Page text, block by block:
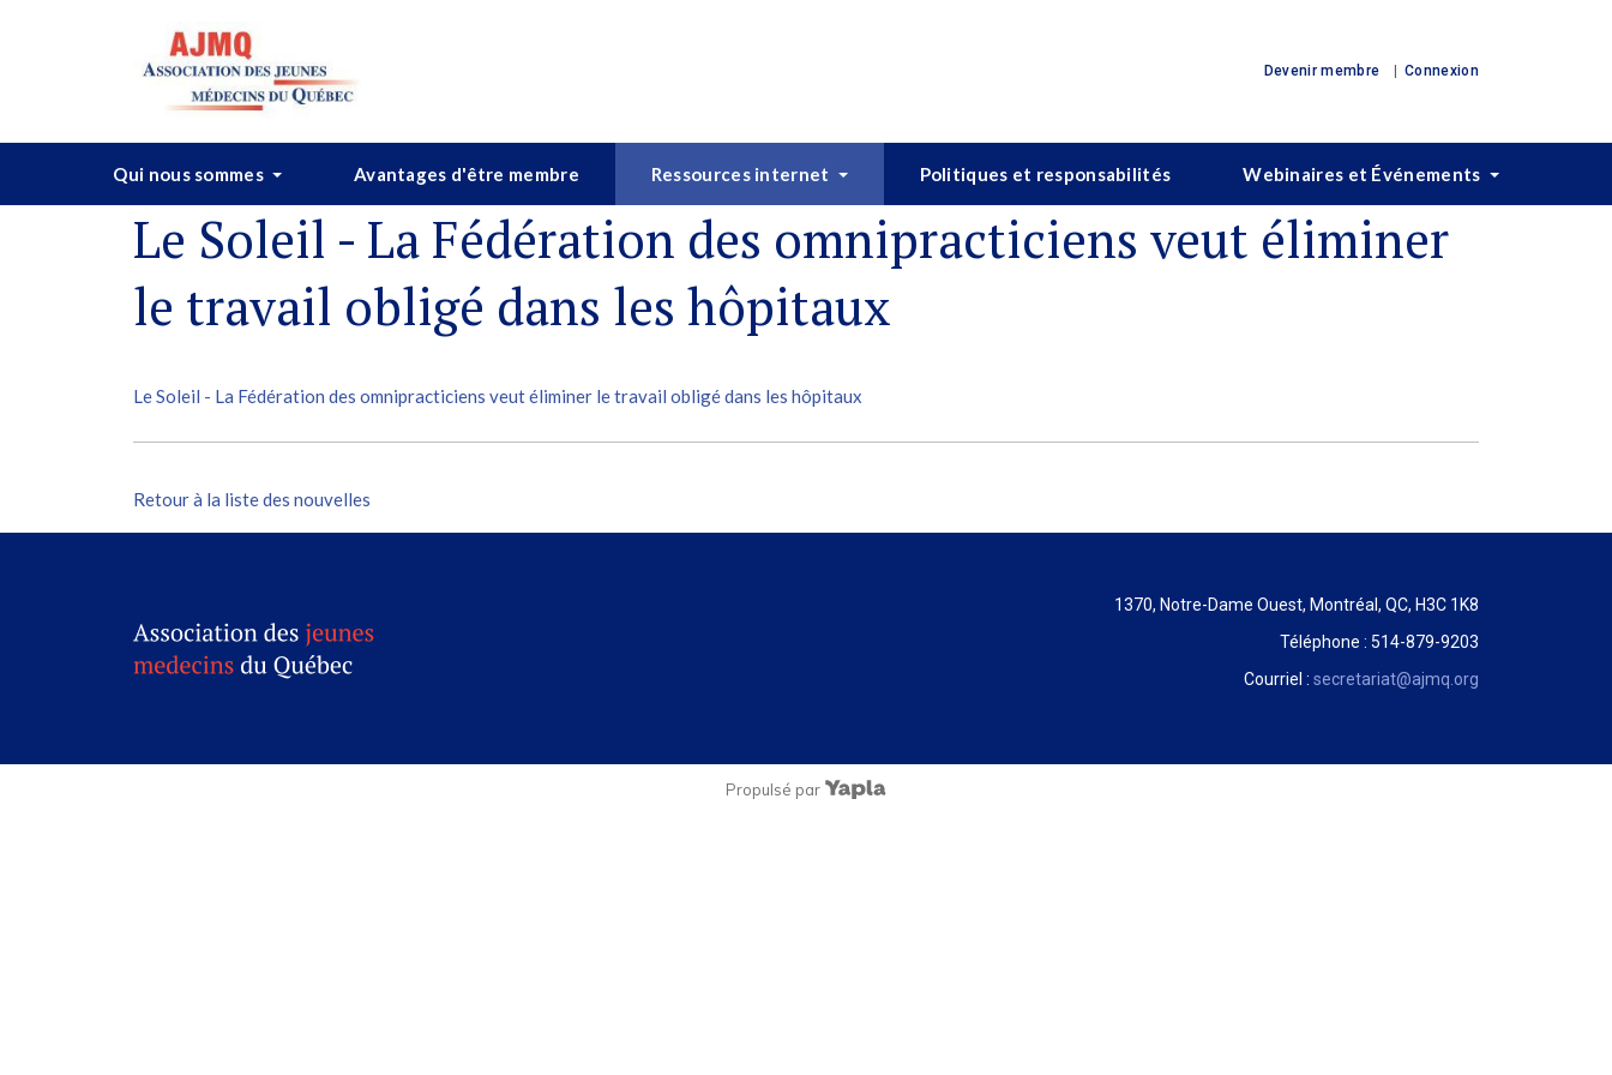
Devenir membre Connexion
Qui nous sommes Avantages d'être membre Ressources internet Politiques et responsabilités Webinaires et Événements
Le Soleil - La Fédération des omnipracticiens veut éliminer
le travail obligé dans les hôpitaux
Le Soleil - La Fédération des omnipracticiens veut éliminer le travail obligé dans les hôpitaux
Retour à la liste des nouvelles
1370, Notre-Dame Ouest, Montréal, QC, H3C 1K8
Téléphone : 514-879-9203
Courriel : secretariat@ajmq.org
Propulsé par